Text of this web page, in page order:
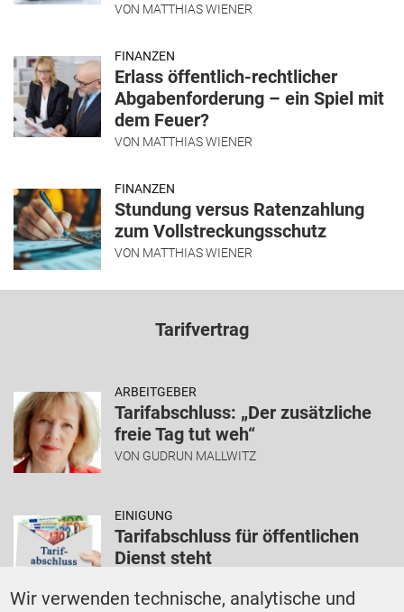
VON MATTHIAS WIENER
FINANZEN
Erlass öffentlich-rechtlicher
Abgabenforderung – ein Spiel mit
dem Feuer?
VON MATTHIAS WIENER
FINANZEN
Stundung versus Ratenzahlung
zum Vollstreckungsschutz
VON MATTHIAS WIENER
Tarifvertrag
ARBEITGEBER
Tarifabschluss: „Der zusätzliche
freie Tag tut weh“
VON GUDRUN MALLWITZ
EINIGUNG
Tarifabschluss für öffentlichen
Dienst steht
Wir verwenden technische, analytische und